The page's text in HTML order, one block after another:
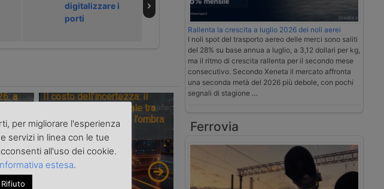
digitalizzare i
porti
Nazionale passa
alla Ram
Autorità portuali
a
fa
Il costo dell’incertezza: il
trasporto internazionale tra
scarsità di capacità e l’ombra
del conflitto
Rallenta la crescita a luglio 2026 dei noli aerei
I noli spot del trasporto aereo delle merci sono saliti
del 28% su base annua a luglio, a 3,12 dollari per kg,
ma il ritmo di crescita rallenta per il secondo mese
consecutivo. Secondo Xeneta il mercato affronta
una seconda metà del 2026 più debole, con pochi
segnali di stagione …
Ferrovia
per migliorare l'esperienza
servizi in linea con le tue
all'uso dei cookie.
estesa.
Rifiuto